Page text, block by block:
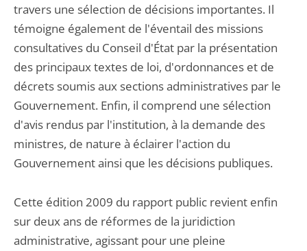
travers une sélection de décisions importantes. Il
témoigne également de l'éventail des missions
consultatives du Conseil d'État par la présentation
des principaux textes de loi, d'ordonnances et de
décrets soumis aux sections administratives par le
Gouvernement. Enfin, il comprend une sélection
d'avis rendus par l'institution, à la demande des
ministres, de nature à éclairer l'action du
Gouvernement ainsi que les décisions publiques.
Cette édition 2009 du rapport public revient enfin
sur deux ans de réformes de la juridiction
administrative, agissant pour une pleine